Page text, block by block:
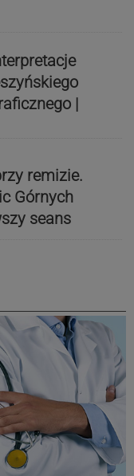
|
remizie.
Górnych
seans